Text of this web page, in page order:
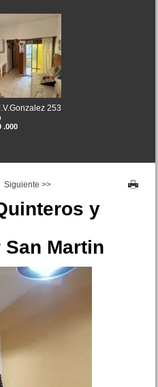
253
.000
120 San
Siguiente >>
y
Martin